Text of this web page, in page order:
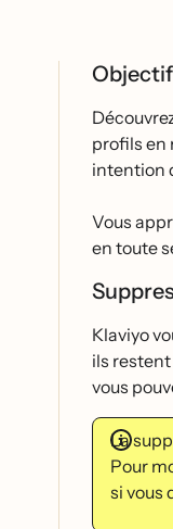
profils en
intention
Vous
en toute
Klaviyo
ils
vous
La
Pour
si vous